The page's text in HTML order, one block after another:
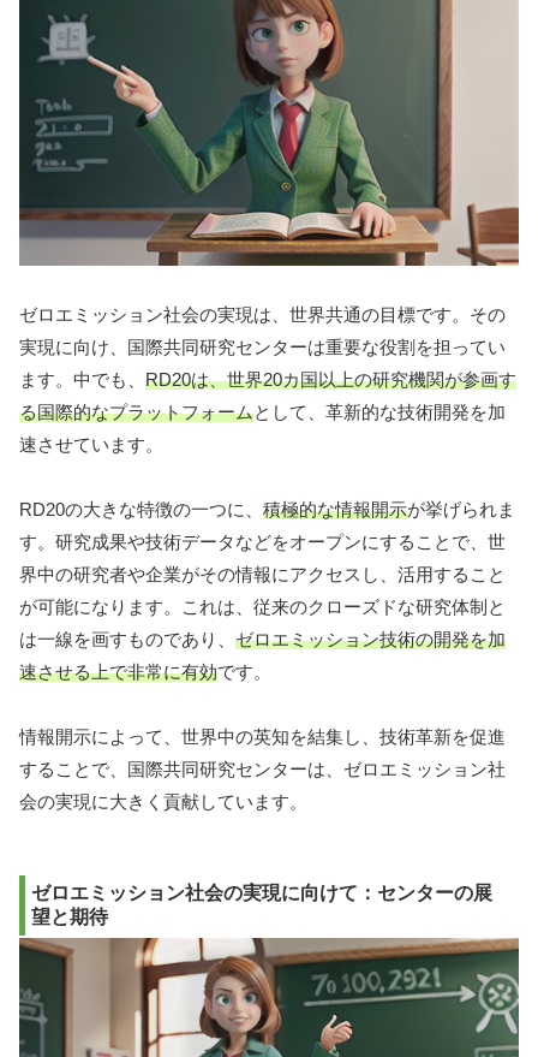
ゼロエミッション社会の実現は、世界共通の目標です。その
実現に向け、国際共同研究センターは重要な役割を担ってい
ます。中でも、 RD20は、世界20カ国以上の研究機関が参画す
る国際的なプラットフォームとして、革新的な技術開発を加
速させています。
RD20の大きな特徴の一つに、 積極的な情報開示が挙げられま
す。研究成果や技術データなどをオープンにすることで、世
界中の研究者や企業がその情報にアクセスし、活用すること
が可能になります。これは、従来のクローズドな研究体制と
は一線を画すものであり、 ゼロエミッション技術の開発を加
速させる上で非常に有効です。
情報開示によって、世界中の英知を結集し、技術革新を促進
することで、国際共同研究センターは、ゼロエミッション社
会の実現に大きく貢献しています。
ゼロエミッション社会の実現に向けて：センターの展
望と期待